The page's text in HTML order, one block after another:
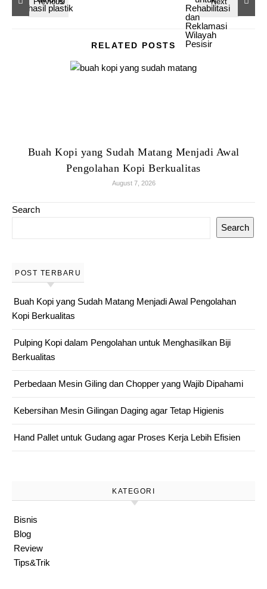
RELATED POSTS
Buah Kopi yang Sudah Matang Menjadi Awal
Pengolahan Kopi Berkualitas
August 7, 2026
Search
Search
POST TERBARU
Buah Kopi yang Sudah Matang Menjadi Awal Pengolahan
Kopi Berkualitas
Pulping Kopi dalam Pengolahan untuk Menghasilkan Biji
Berkualitas
Perbedaan Mesin Giling dan Chopper yang Wajib Dipahami
Kebersihan Mesin Gilingan Daging agar Tetap Higienis
Hand Pallet untuk Gudang agar Proses Kerja Lebih Efisien
KATEGORI
Bisnis
Blog
Review
Tips&Trik